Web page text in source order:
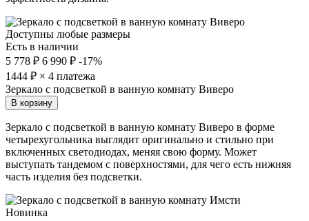
Доступны любые размеры
Есть в наличии
5 778 ₽ 6 990 ₽ -17%
1444 ₽ × 4 платежа
Зеркало с подсветкой в ванную комнату Виверо
В корзину
Зеркало с подсветкой в ванную комнату Виверо в форме
четырехугольника выглядит оригинально и стильно при
включенных светодиодах, меняя свою форму. Может
выступать тандемом с поверхностями, для чего есть нижняя
часть изделия без подсветки.
Новинка